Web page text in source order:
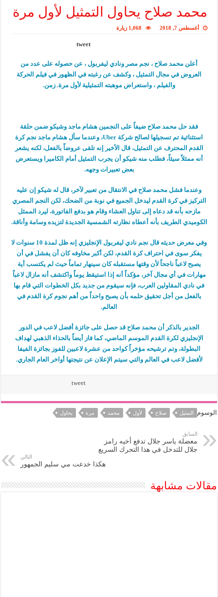
محمد صلاح يحاول التمثيل لأول مرة
أغسطس 7, 2018 1,068 زيارة
tweet
أعلن محمد صلاح ، نجم مصر ونادي ليفربول ، عن حصوله على عدد من
العروض في مجال التمثيل ، وكشف عن رغبته في الظهور في فيلم الحركة
والفيلم ، واستعراض موهبته التمثيلية لأول مرة. زمن.
فقد حل محمد صلاح ضيفاً على النجمين هشام ماجد وشيكو ضمن حلقة
استثنائية تم تسجيلها لصالح شركة Uber، وعندما سأل هشام ماجد نجم كرة
القدم المحترف عن التمثيل، قال الأخير إنه تلقى عروضاً بالفعل، لكنه يشعر
أنه ممثلاً سيئاً، فطلب منه شيكو أن يجرب التمثيل أمام الكاميرا ويستعرض
بعض تعبيرات وجهه.
وعندما فشل محمد صلاح في الانتقال من تعبير لآخر، قال له شيكو إن عليه
التركيز في كرة القدم ليدخل الجميع في نوبة من الضحك، لكن النجم المصري
مازحه بأنه قد دعاه إلى تناول العشاء وقام هو بدفع الفاتورة، ليرد الممثل
الكوميدي الطريف بأنه أعطاه نظارته الشمسية الجديدة لتزيده وسامة وأناقة.
وفي معرض حديثه قال نجم نادي ليفربول الإنجليزي إنه ظل لمدة 10 سنوات لا
يفكر سوى في احتراف كرة القدم، لكن أكبر مخاوفه كان أن يفشل في أن
يصبح لاعباً ناجحاً لأن وقتها مستقبله كان سينهار تماماً حيث لم يكتسب أية
مهارات في أي مجال آخر، مؤكداً أنه إذا استيقظ يوماً واكتشف أنه مازال لاعباً
في نادي المقاولين العرب، فإنه سيقوم من جديد بكل الخطوات التي قام بها
بالفعل من أجل تحقيق حلمه بأن يصبح واحداً من أهم نجوم كرة القدم في
العالم.
الجدير بالذكر أن محمد صلاح قد حصل على جائزة أفضل لاعب في الدور
الإنجليزي لكرة القدم الموسم الماضي، كما فاز أيضاً بالحذاء الذهبي لهداف
البطولة، وتم ترشيحه مؤخراً كواحد من عشرة لاعبين للفوز بجائزة الفيفا
لأفضل لاعب في العالم والتي سيتم الإعلان عن نتيجتها أواخر العام الجاري.
tweet
الوسوم التمثيل صلاح لأول محمد مرة يحاول
السابق
معضلة ياسر جلال تدفع أخيه رامز
جلال للتدخل في هذا التحرك السريع
التالي
هكذا خدعت مي سليم الجمهور
مقالات مشابهة